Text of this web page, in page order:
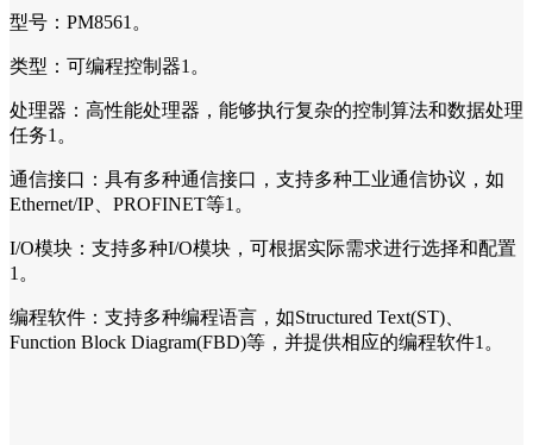
型号：PM8561。
类型：可编程控制器1。
处理器：高性能处理器，能够执行复杂的控制算法和数据处理
任务1。
通信接口：具有多种通信接口，支持多种工业通信协议，如
Ethernet/IP、PROFINET等1。
I/O模块：支持多种I/O模块，可根据实际需求进行选择和配置
1。
编程软件：支持多种编程语言，如Structured Text(ST)、
Function Block Diagram(FBD)等，并提供相应的编程软件1。